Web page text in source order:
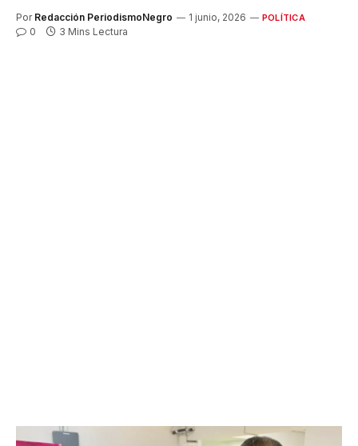
Por Redacción PeriodismoNegro 1 junio, 2026 POLÍTICA
0 3 Mins Lectura